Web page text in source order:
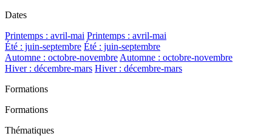
Dates
Printemps : avril-mai Printemps : avril-mai
Été : juin-septembre Été : juin-septembre
Automne : octobre-novembre Automne : octobre-novembre
Hiver : décembre-mars Hiver : décembre-mars
Formations
Formations
Thématiques